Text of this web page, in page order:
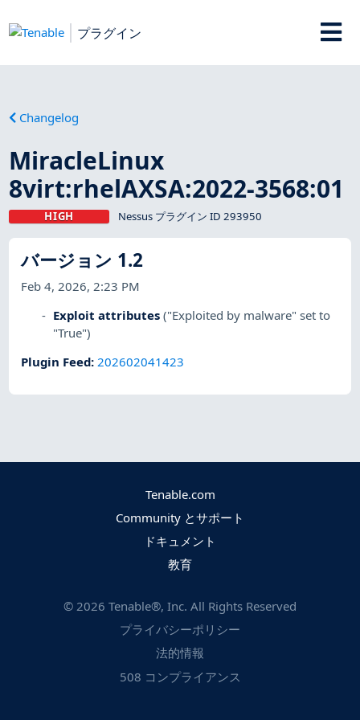
プラグイン
Changelog
MiracleLinux
8virt:rhelAXSA:2022-3568:01
HIGH Nessus プラグイン ID 293950
バージョン 1.2
Feb 4, 2026, 2:23 PM
Exploit attributes ("Exploited by malware" set to
"True")
Plugin Feed:202602041423
Tenable.com
Community とサポート
ドキュメント
教育
© 2026 Tenable®, Inc. All Rights Reserved
プライバシーポリシー
法的情報
508 コンプライアンス